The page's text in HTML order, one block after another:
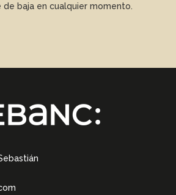
baja en cualquier momento.